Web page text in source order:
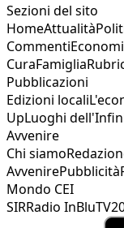
Sezioni del sito
HomeAttualità
Commenti
CuraFamiglia
Pubblicazioni
Edizioni locali
UpLuoghi
Avvenire
Chi siamo
AvvenirePubblicità
Mondo CEI
SIRRadio InBlu